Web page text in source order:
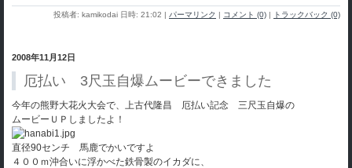
投稿者: kamikodai 日時: 21:02 | パーマリンク | コメント (0) | トラックバック (0)
2008年11月12日
厄払い 3尺玉自爆ムービーできました
今年の熊野大花火大会で、上古代隆昌 厄払い記念 三尺玉自爆の
ムービーＵＰしましたよ！
直径90センチ 馬鹿でかいですよ
４００ｍ沖合いに浮かべた鉄骨製のイカダに、